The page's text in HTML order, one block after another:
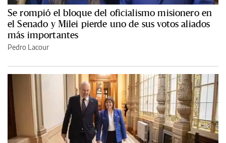
Se rompió el bloque del oficialismo misionero en
el Senado y Milei pierde uno de sus votos aliados
más importantes
Pedro Lacour